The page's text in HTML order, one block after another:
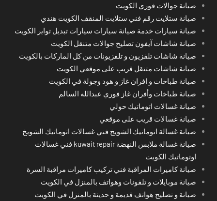
صيانة جوالات فوري الكويت
صيانة ستلايت رقم فني ستلايت المنقف الكويت هندي
صيانة سيارات خدمة صيانة سيارات سيارات تبديل تواير الكويت
صيانة شاشات آيفون تصليح جوالات متنقل الكويت
صيانة شاشات تلفزيون و تلفزيونات من كل الماركات بالكويت
صيانة شاشات متنقل قريب على موقعي الكويت
صيانة طباخات و افران غاز و هود وجولة في الكويت
صيانة طباخات وأفران غاز فوري عبدالله السالم
صيانة غسالات اتوماتيك حولي
صيانة غسالات قريب على موقعي
صيانة غسالة اتوماتيك الشويخ فني غسالات اتوماتيك الشويخ
صيانة غسالة ملابس النهضة kuwait repair فني غسالات
اوتوماتيك الكويت
صيانة كاميرات المراقبة فني تركيب كاميرات مراقبة السرة
صيانة موبايلات و تلفونات وهواتف بالمنزل في الكويت
صيانة و تصليح هواتف قديمة و حديثة بالمنزل في الكويت